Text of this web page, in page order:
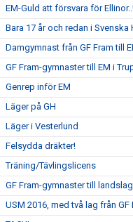
EM-Guld att försvara för
Bara 17 år och redan i Svenska
Damgymnast från GF Fram till
GF Fram-gymnaster till EM i
Genrep inför EM
Läger på GH
Läger i Vesterlund
Felsydda dräkter!
Träning/Tävlingslicens
GF Fram-gymnaster till
USM 2016, med två lag från GF